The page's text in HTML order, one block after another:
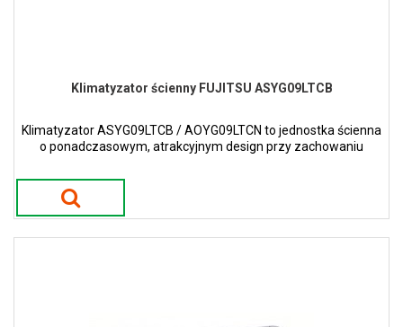
Klimatyzator ścienny FUJITSU ASYG09LTCB
Klimatyzator ASYG09LTCB / AOYG09LTCN to jednostka ścienna
o ponadczasowym, atrakcyjnym design przy zachowaniu